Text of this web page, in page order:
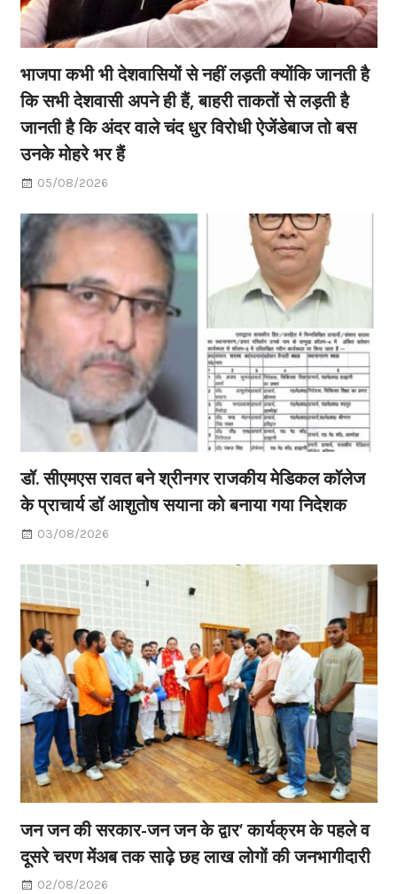
भाजपा कभी भी देशवासियों से नहीं लड़ती क्योंकि जानती है
कि सभी देशवासी अपने ही हैं, बाहरी ताकतों से लड़ती है
जानती है कि अंदर वाले चंद धुर विरोधी ऐजेंडेबाज तो बस
उनके मोहरे भर हैं
05/08/2026
डॉ. सीएमएस रावत बने श्रीनगर राजकीय मेडिकल कॉलेज
के प्राचार्य डॉ आशुतोष सयाना को बनाया गया निदेशक
03/08/2026
जन जन की सरकार-जन जन के द्वार’ कार्यक्रम के पहले व
दूसरे चरण मेंअब तक साढ़े छह लाख लोगों की जनभागीदारी
02/08/2026